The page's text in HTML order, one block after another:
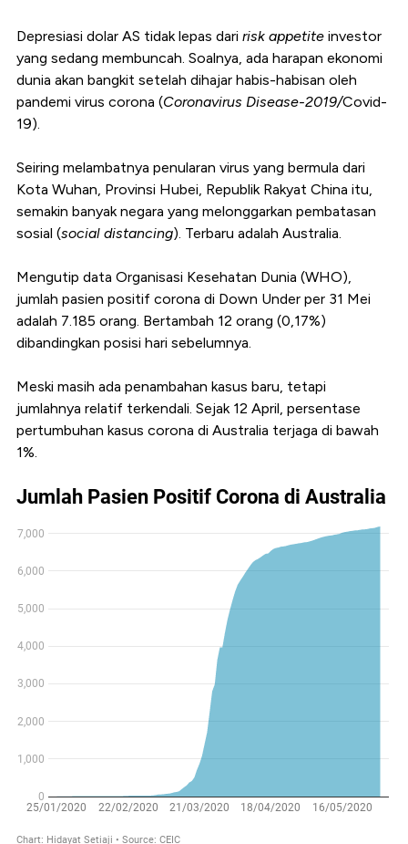
Depresiasi dolar AS tidak lepas dari risk appetite investor
yang sedang membuncah. Soalnya, ada harapan ekonomi
dunia akan bangkit setelah dihajar habis-habisan oleh
pandemi virus corona (Coronavirus Disease-2019/Covid-
19).
Seiring melambatnya penularan virus yang bermula dari
Kota Wuhan, Provinsi Hubei, Republik Rakyat China itu,
semakin banyak negara yang melonggarkan pembatasan
sosial (social distancing). Terbaru adalah Australia.
Mengutip data Organisasi Kesehatan Dunia (WHO),
jumlah pasien positif corona di Down Under per 31 Mei
adalah 7.185 orang. Bertambah 12 orang (0,17%)
dibandingkan posisi hari sebelumnya.
Meski masih ada penambahan kasus baru, tetapi
jumlahnya relatif terkendali. Sejak 12 April, persentase
pertumbuhan kasus corona di Australia terjaga di bawah
1%.